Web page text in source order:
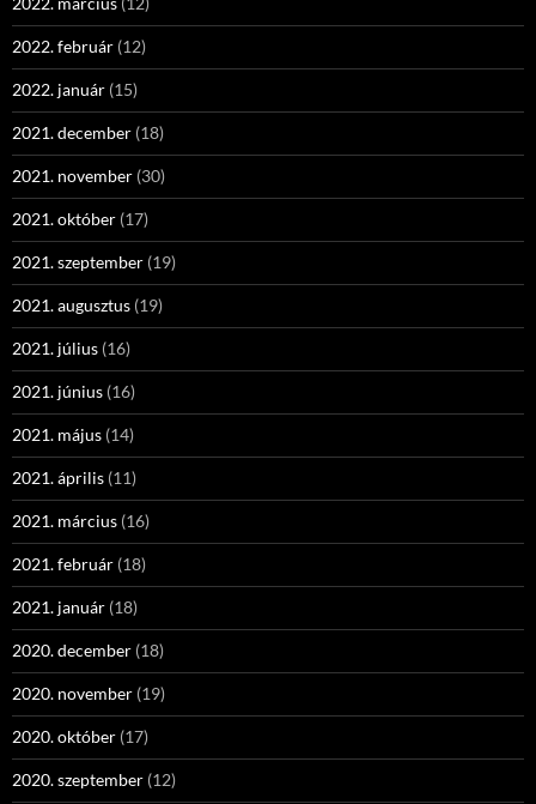
2022. február (12)
2022. január (15)
2021. december (18)
2021. november (30)
2021. október (17)
2021. szeptember (19)
2021. augusztus (19)
2021. július (16)
2021. június (16)
2021. május (14)
2021. április (11)
2021. március (16)
2021. február (18)
2021. január (18)
2020. december (18)
2020. november (19)
2020. október (17)
2020. szeptember (12)